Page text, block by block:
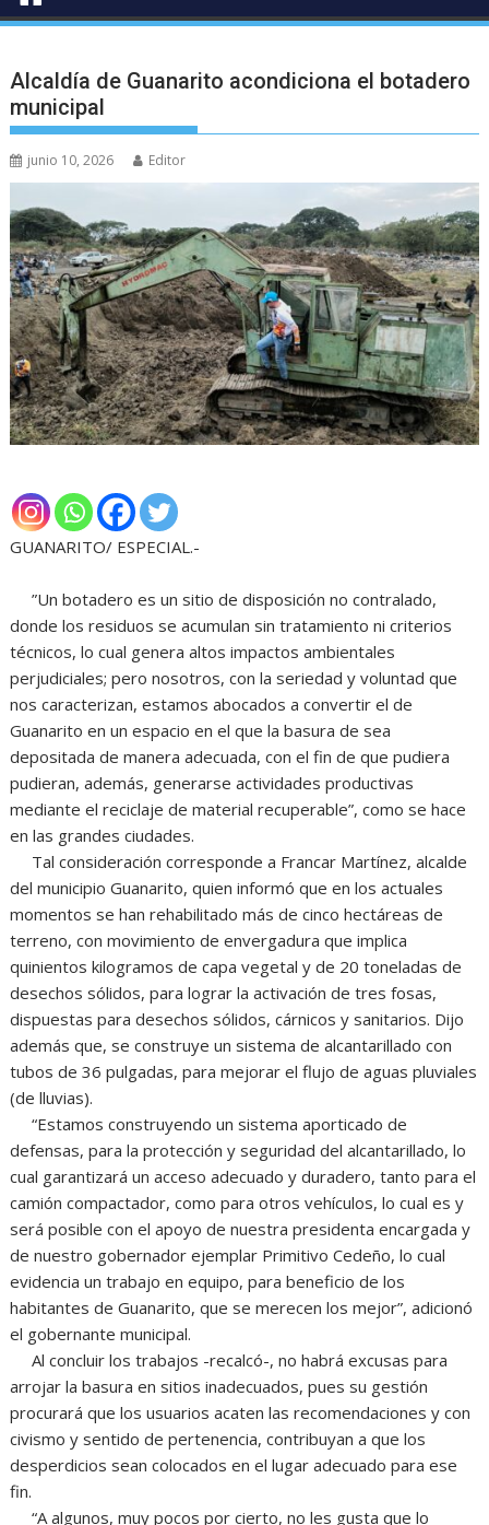
Alcaldía de Guanarito acondiciona el botadero
municipal
junio 10, 2026 Editor
GUANARITO/ ESPECIAL.-
”Un botadero es un sitio de disposición no contralado,
donde los residuos se acumulan sin tratamiento ni criterios
técnicos, lo cual genera altos impactos ambientales
perjudiciales; pero nosotros, con la seriedad y voluntad que
nos caracterizan, estamos abocados a convertir el de
Guanarito en un espacio en el que la basura de sea
depositada de manera adecuada, con el fin de que pudiera
pudieran, además, generarse actividades productivas
mediante el reciclaje de material recuperable”, como se hace
en las grandes ciudades.
Tal consideración corresponde a Francar Martínez, alcalde
del municipio Guanarito, quien informó que en los actuales
momentos se han rehabilitado más de cinco hectáreas de
terreno, con movimiento de envergadura que implica
quinientos kilogramos de capa vegetal y de 20 toneladas de
desechos sólidos, para lograr la activación de tres fosas,
dispuestas para desechos sólidos, cárnicos y sanitarios. Dijo
además que, se construye un sistema de alcantarillado con
tubos de 36 pulgadas, para mejorar el flujo de aguas pluviales
(de lluvias).
“Estamos construyendo un sistema aporticado de
defensas, para la protección y seguridad del alcantarillado, lo
cual garantizará un acceso adecuado y duradero, tanto para el
camión compactador, como para otros vehículos, lo cual es y
será posible con el apoyo de nuestra presidenta encargada y
de nuestro gobernador ejemplar Primitivo Cedeño, lo cual
evidencia un trabajo en equipo, para beneficio de los
habitantes de Guanarito, que se merecen los mejor”, adicionó
el gobernante municipal.
Al concluir los trabajos -recalcó-, no habrá excusas para
arrojar la basura en sitios inadecuados, pues su gestión
procurará que los usuarios acaten las recomendaciones y con
civismo y sentido de pertenencia, contribuyan a que los
desperdicios sean colocados en el lugar adecuado para ese
fin.
“A algunos, muy pocos por cierto, no les gusta que lo